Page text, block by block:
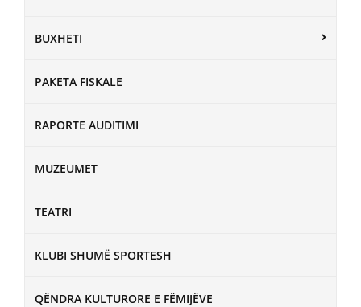
BUXHETI
PAKETA FISKALE
RAPORTE AUDITIMI
MUZEUMET
TEATRI
KLUBI SHUMË SPORTESH
QËNDRA KULTURORE E FËMIJËVE